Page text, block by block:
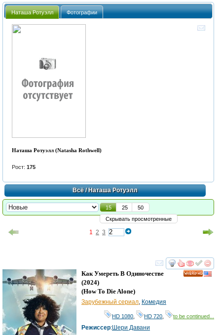
Наташа Ротуэлл Фотографии
Наташа Ротуэлл (Natasha Rothwell)
Рост: 175
Всё/ Наташа Ротуэлл
15 25
50
Скрывать просмотренные
1 2 3
смотреть
Как Умереть В Одиночестве
(2024)
(How To Die Alone)
Зарубежный сериал Комедия
HD 1080 HD 720 to be continued...
Режиссер:Шери Давани